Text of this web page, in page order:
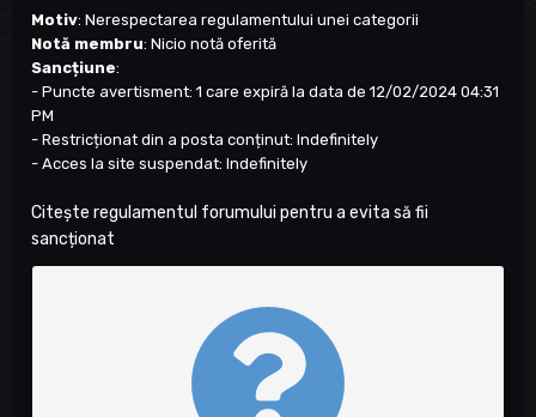
Motiv: Nerespectarea regulamentului unei categorii
Notă membru: Nicio notă oferită
Sancțiune:
- Puncte avertisment: 1 care expiră la data de 12/02/2024 04:31
PM
- Restricționat din a posta conținut: Indefinitely
- Acces la site suspendat: Indefinitely
Citește regulamentul forumului pentru a evita să fii
sancționat